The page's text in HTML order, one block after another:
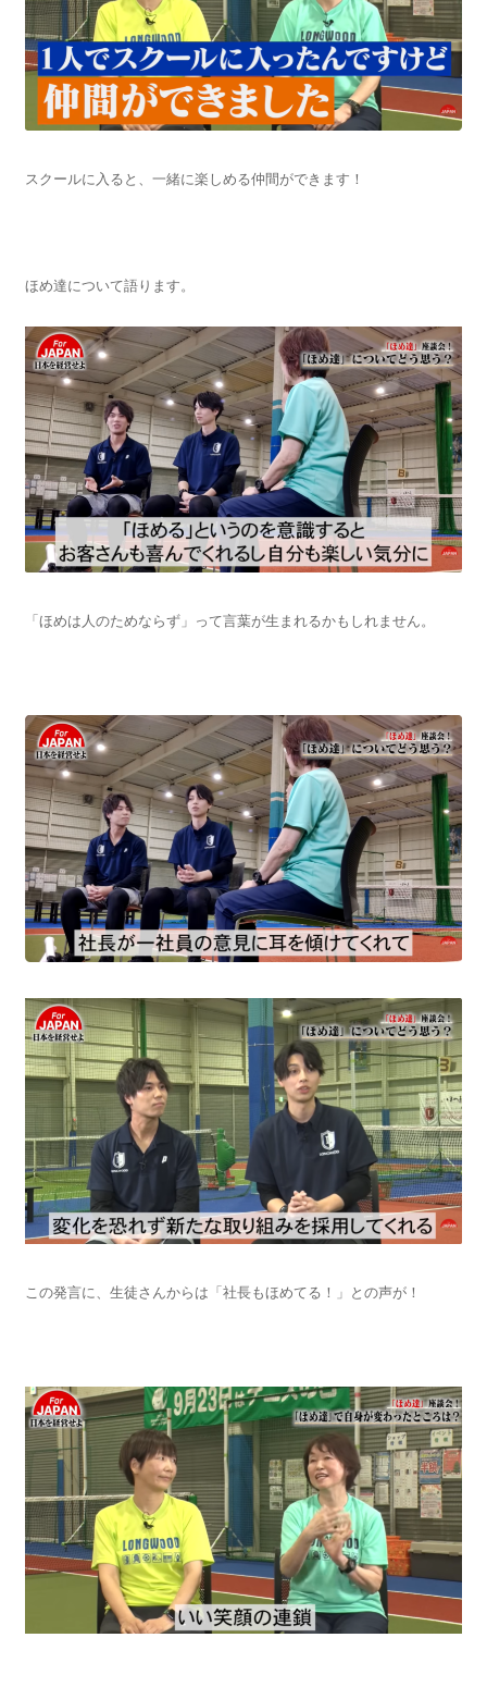
スクールに入ると、一緒に楽しめる仲間ができます！
ほめ達について語ります。
「ほめは人のためならず」って言葉が生まれるかもしれません。
この発言に、生徒さんからは「社長もほめてる！」との声が！